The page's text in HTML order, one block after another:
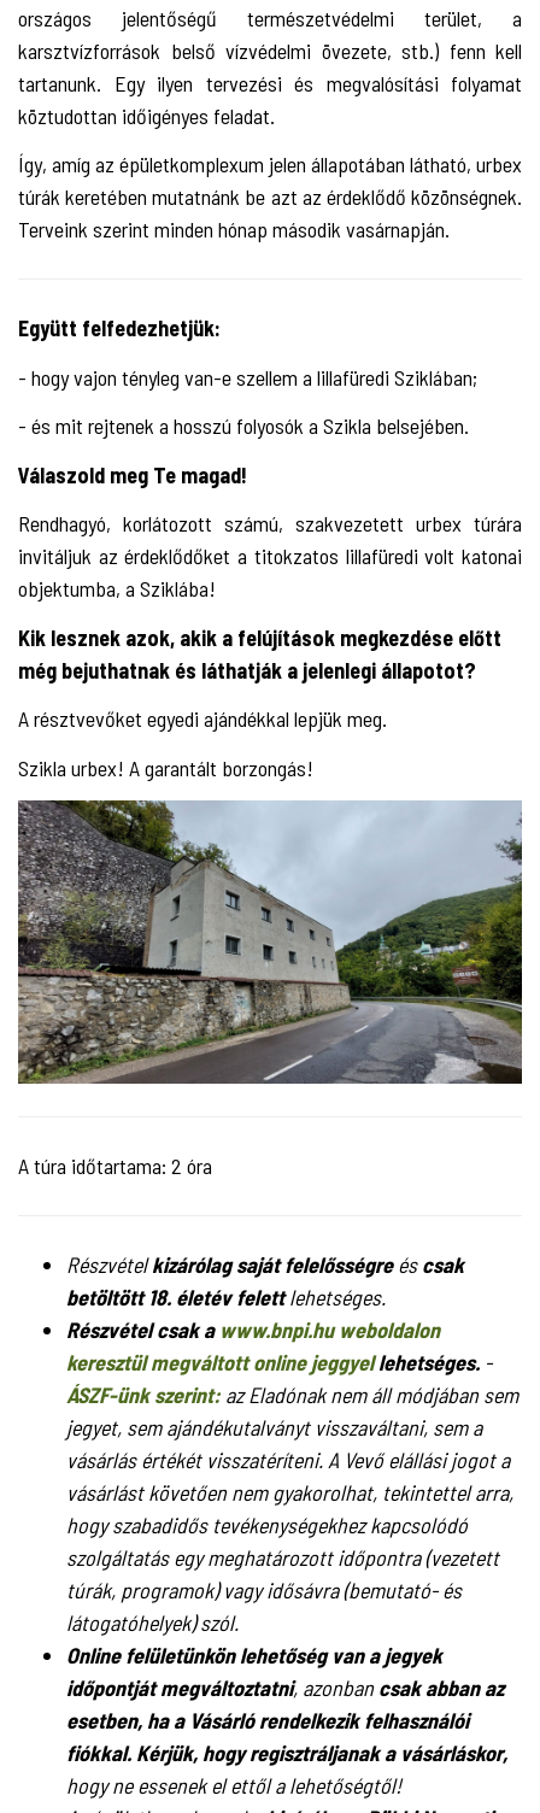
országos jelentőségű természetvédelmi terület, a
karsztvízforrások belső vízvédelmi övezete, stb.) fenn kell
tartanunk. Egy ilyen tervezési és megvalósítási folyamat
köztudottan időigényes feladat.
Így, amíg az épületkomplexum jelen állapotában látható, urbex
túrák keretében mutatnánk be azt az érdeklődő közönségnek.
Terveink szerint minden hónap második vasárnapján.
Együtt felfedezhetjük:
- hogy vajon tényleg van-e szellem a lillafüredi Sziklában;
- és mit rejtenek a hosszú folyosók a Szikla belsejében.
Válaszold meg Te magad!
Rendhagyó, korlátozott számú, szakvezetett urbex túrára
invitáljuk az érdeklődőket a titokzatos lillafüredi volt katonai
objektumba, a Sziklába!
Kik lesznek azok, akik a felújítások megkezdése előtt
még bejuthatnak és láthatják a jelenlegi állapotot?
A résztvevőket egyedi ajándékkal lepjük meg.
Szikla urbex! A garantált borzongás!
A túra időtartama: 2 óra
Részvételkizárólag saját felelősségreéscsak
betöltött 18. életév felettlehetséges.
Részvétel csak a www.bnpi.hu weboldalon
keresztül megváltott online jeggyellehetséges. -
ÁSZF-ünk szerint: az Eladónak nem áll módjában sem
jegyet, sem ajándékutalványt visszaváltani, sem a
vásárlás értékét visszatéríteni. A Vevő elállási jogot a
vásárlást követően nem gyakorolhat, tekintettel arra,
hogy szabadidős tevékenységekhez kapcsolódó
szolgáltatás egy meghatározott időpontra (vezetett
túrák, programok) vagy idősávra (bemutató- és
látogatóhelyek) szól.
Online felületünkön lehetőség van a jegyek
időpontját megváltoztatni, azonbancsak abban az
esetben, ha a Vásárló rendelkezik felhasználói
fiókkal. Kérjük, hogy regisztráljanak a vásárláskor,
hogy ne essenek el ettől a lehetőségtől!